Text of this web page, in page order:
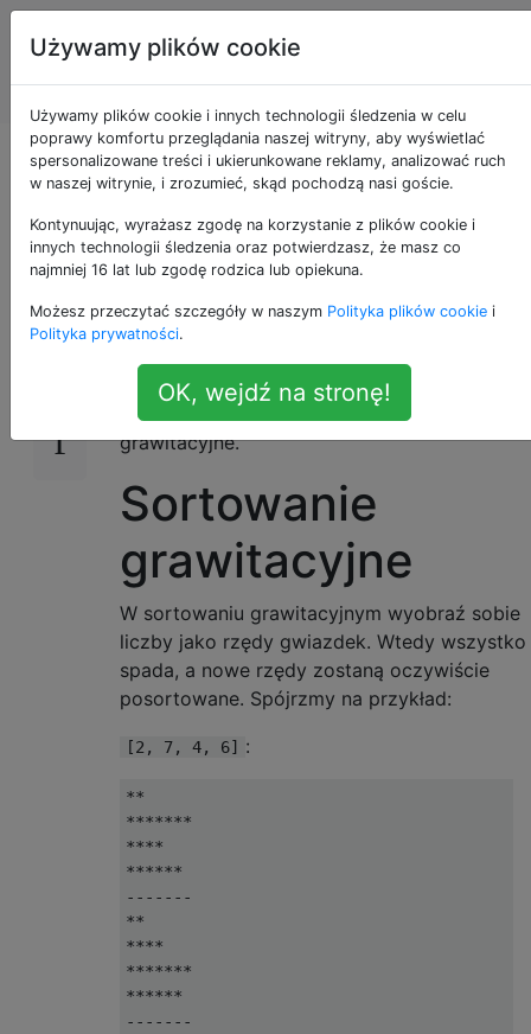
Programowanie
puzzli i Code
Golf
Wykonaj sortowanie
grawitacyjne
29 Wyzwanie
Biorąc pod uwagę listę liczb całkowitych,
pokaż, jak zostanie wykonane sortowanie
grawitacyjne.
Sortowanie
grawitacyjne
W sortowaniu grawitacyjnym wyobraź sobie
liczby jako rzędy gwiazdek. Wtedy wszystko
spada, a nowe rzędy zostaną oczywiście
posortowane. Spójrzmy na przykład:
[2, 7, 4, 6] :
**
*******
****
******
-------
**
****
*******
******
-------
Używamy plików cookie
Używamy plików cookie i innych technologii śledzenia w celu
poprawy komfortu przeglądania naszej witryny, aby wyświetlać
spersonalizowane treści i ukierunkowane reklamy, analizować ruch
w naszej witrynie, i zrozumieć, skąd pochodzą nasi goście.
Kontynuując, wyrażasz zgodę na korzystanie z plików cookie i
innych technologii śledzenia oraz potwierdzasz, że masz co
najmniej 16 lat lub zgodę rodzica lub opiekuna.
Możesz przeczytać szczegóły w naszym Polityka plików cookie i
Polityka prywatności.
OK, wejdź na stronę!